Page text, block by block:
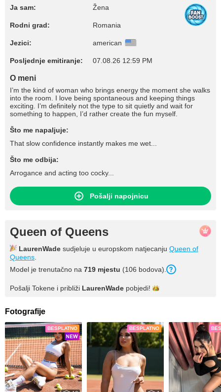
Ja sam: Žena
Rodni grad: Romania
Jezici: american
Posljednje emitiranje: 07.08.26 12:59 PM
O meni
I’m the kind of woman who brings energy the moment she walks
into the room. I love being spontaneous and keeping things
exciting. I’m definitely not the type to sit quietly and wait for
something to happen, I’d rather create the fun myself.
Što me napaljuje:
That slow confidence instantly makes me wet...
Što me odbija:
Arrogance and acting too cocky...
Pošalji napojnicu
Queen of Queens
LaurenWade sudjeluje u europskom natjecanju Queen of
Queens
Model je trenutačno na 719 mjestu (106 bodova).
Pošalji Tokene i približi LaurenWade pobjedi!
Fotografije
BESPLATNO BESPLATNO